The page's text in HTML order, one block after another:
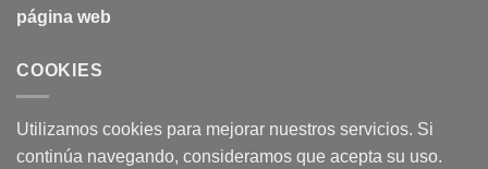
página web
COOKIES
Utilizamos cookies para mejorar nuestros servicios. Si
continúa navegando, consideramos que acepta su uso.